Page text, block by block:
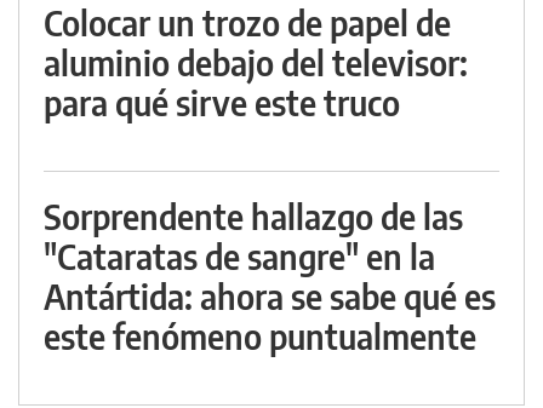
Colocar un trozo de papel de
aluminio debajo del televisor:
para qué sirve este truco
Sorprendente hallazgo de las
"Cataratas de sangre" en la
Antártida: ahora se sabe qué es
este fenómeno puntualmente